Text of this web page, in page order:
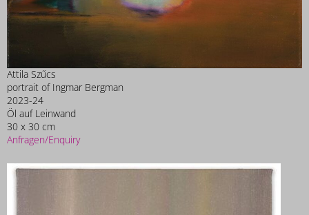
Attila Szűcs
portrait of Ingmar Bergman
2023-24
Öl auf Leinwand
30 x 30 cm
Anfragen/Enquiry